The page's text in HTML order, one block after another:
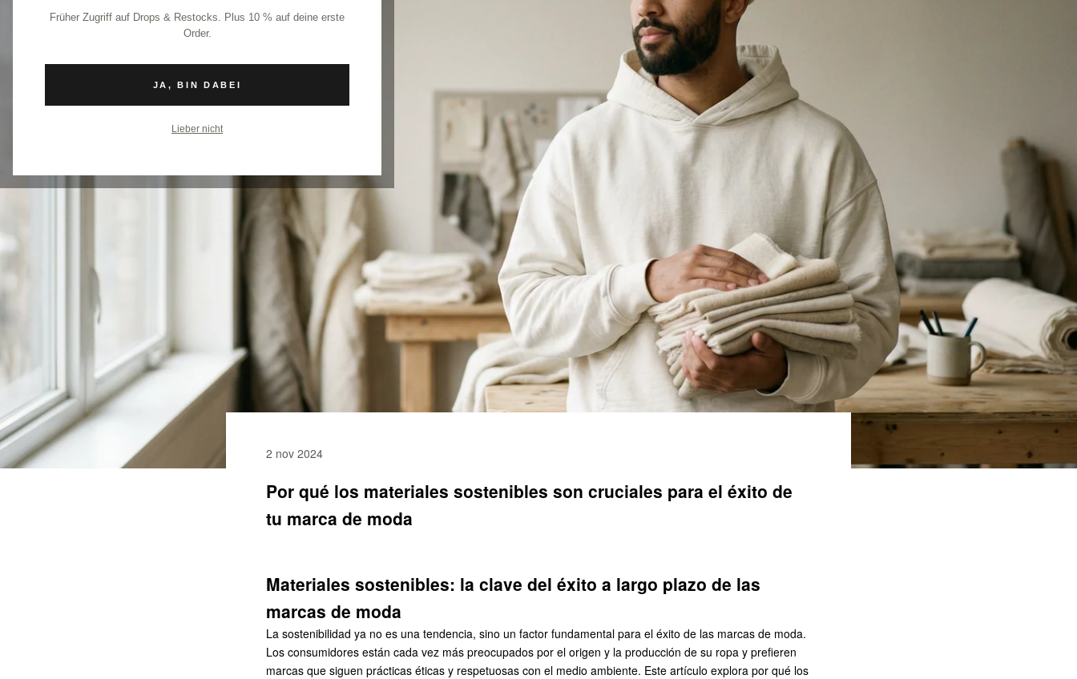
Українська
Früher Zugriff auf Drops & Restocks. Plus 10 % auf deine erste
Order.
JA, BIN DABEI
Lieber nicht
2 nov 2024
Por qué los materiales sostenibles son cruciales para el éxito de
tu marca de moda
Materiales sostenibles: la clave del éxito a largo plazo de las
marcas de moda
La sostenibilidad ya no es una tendencia, sino un factor fundamental para el éxito de las marcas de moda.
Los consumidores están cada vez más preocupados por el origen y la producción de su ropa y prefieren
marcas que siguen prácticas éticas y respetuosas con el medio ambiente. Este artículo explora por qué los